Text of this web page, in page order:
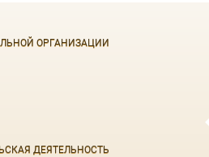
ОРГАНИЗАЦИИ
ДЕЯТЕЛЬНОСТЬ